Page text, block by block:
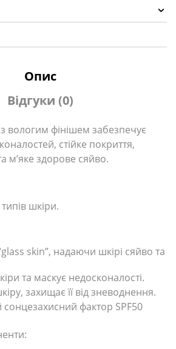
Опис
Відгуки (0)
вологим фінішем забезпечує
стійке покриття,
м’яке здорове сяйво.
шкіри.
skin”, надаючи шкірі сяйво та
та маскує недосконалості.
захищає її від зневоднення.
фактор SPF50